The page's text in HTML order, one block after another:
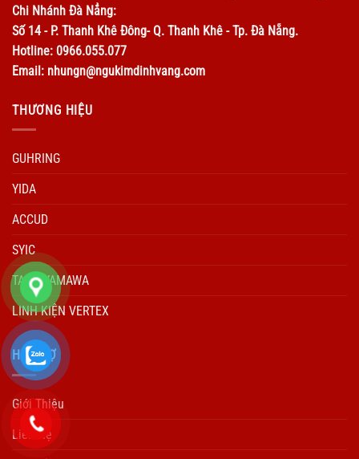
Chi Nhánh Đà Nẳng:
Số 14 - P. Thanh Khê Đông- Q. Thanh Khê - Tp. Đà Nẵng.
Hotline: 0966.055.077
Email: nhungn@ngukimdinhvang.com
THƯƠNG HIỆU
GUHRING
YIDA
ACCUD
SYIC
TARO YAMAWA
LINH KIỆN VERTEX
HÕ TRỢ
Giới Thiệu
Liên Hệ